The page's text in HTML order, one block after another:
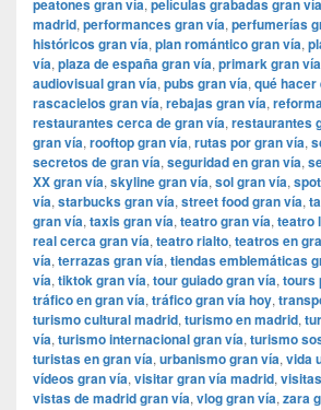
peatones gran vía, películas grabadas gran vía
madrid, performances gran vía, perfumerías
históricos gran vía, plan romántico gran vía,
vía, plaza de españa gran vía, primark gran vía
audiovisual gran vía, pubs gran vía, qué hacer
rascacielos gran vía, rebajas gran vía,
restaurantes cerca de gran vía, restaurantes
gran vía, rooftop gran vía, rutas por gran vía,
secretos de gran vía, seguridad en gran vía,
XX gran vía, skyline gran vía, sol gran vía,
vía, starbucks gran vía, street food gran vía,
gran vía, taxis gran vía, teatro gran vía, teatro
real cerca gran vía, teatro rialto, teatros en
vía, terrazas gran vía, tiendas emblemáticas
vía, tiktok gran vía, tour guiado gran vía, tours
tráfico en gran vía, tráfico gran vía hoy,
turismo cultural madrid, turismo en madrid,
vía, turismo internacional gran vía, turismo
turistas en gran vía, urbanismo gran vía, vida
vídeos gran vía, visitar gran vía madrid,
vistas de madrid gran vía, vlog gran vía, zara